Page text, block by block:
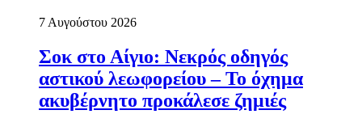
7 Αυγούστου 2026
Σοκ στο Αίγιο: Νεκρός οδηγός
αστικού λεωφορείου – Το όχημα
ακυβέρνητο προκάλεσε ζημιές